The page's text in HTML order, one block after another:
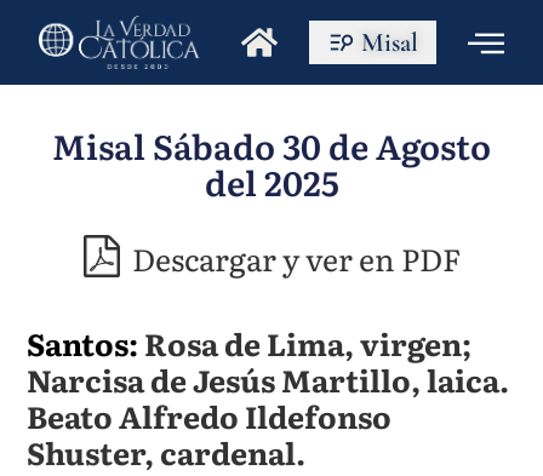
Misal
Misal Sábado 30 de Agosto
del 2025
Descargar y ver en PDF
Santos:Rosa de Lima, virgen;
Narcisa de Jesús Martillo, laica.
Beato Alfredo Ildefonso
Shuster, cardenal.